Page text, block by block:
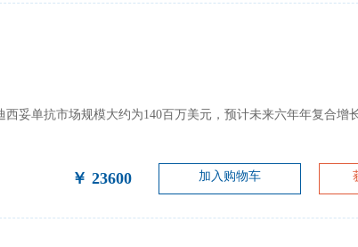
妥单抗市场规模大约为140百万美元，预计未来六年年复合增长
￥ 23600 加入购物车